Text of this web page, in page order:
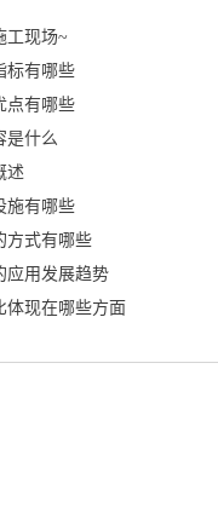
工现场~
标有哪些
点有哪些
是什么
述
施有哪些
方式有哪些
应用发展趋势
体现在哪些方面